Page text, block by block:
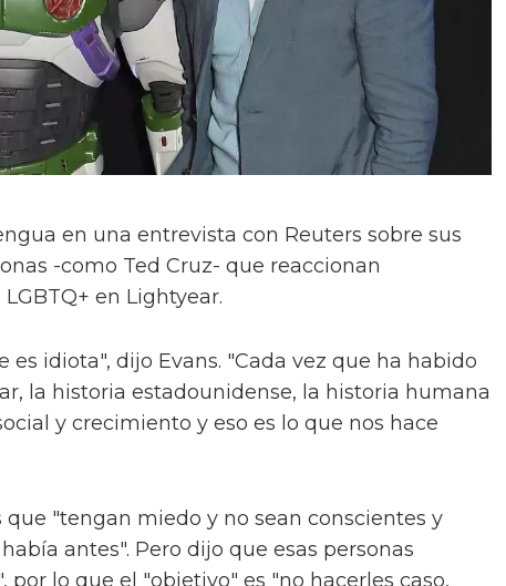
en una entrevista con Reuters sobre sus
-como Ted Cruz- que reaccionan
en Lightyear.
es idiota", dijo Evans. "Cada vez que ha habido
la historia estadounidense, la historia humana
y crecimiento y eso es lo que nos hace
"tengan miedo y no sean conscientes y
antes". Pero dijo que esas personas
por lo que el "objetivo" es "no hacerles caso,